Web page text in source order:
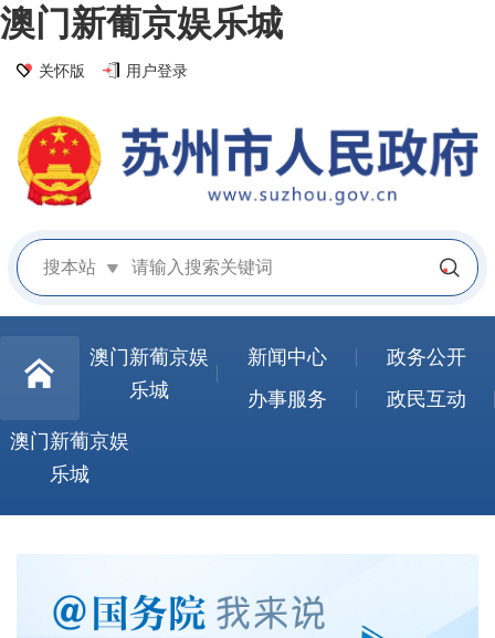
澳门新葡京娱乐城
关怀版 用户登录
搜本站
澳门新葡京娱
乐城
新闻中心
政务公开
办事服务
政民互动
澳门新葡京娱
乐城